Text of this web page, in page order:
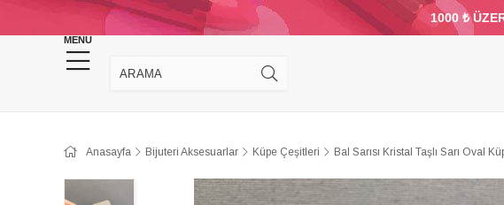
1000 ₺
MENU
KINA DÜĞÜN MALZEMELERİ TAKI MALZEMELERİ PARTİ
Anasayfa Bijuteri Aksesuarlar Küpe Çeşitleri Bal Sarısı Kristal Taşlı Sarı Oval